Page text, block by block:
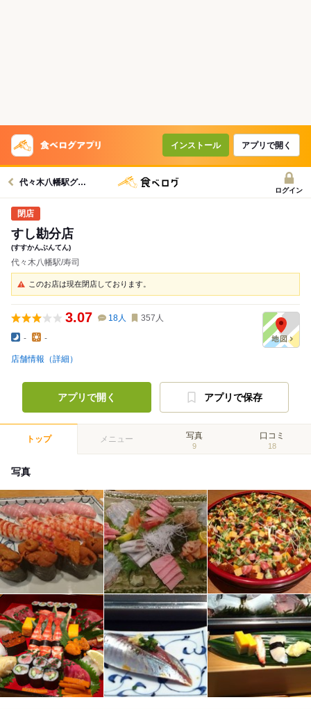
インストール アプリで開く
代々木八幡駅グルメへ
ログイン
すし勘分店
(すすかんぶんてん)
代々木八幡駅/寿司
このお店は現在閉店しております。
3.07 18人 357 人
- -
店舗情報（詳細）
アプリで開く アプリで保存
トップ メニュー 写真
9
口コミ
18
写真